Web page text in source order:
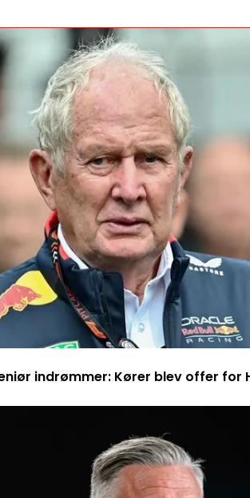
indrømmer: Kører blev offer for